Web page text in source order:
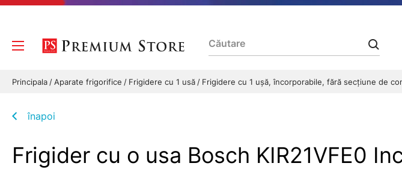
Principala Aparate frigorifice Frigidere cu 1 usă Frigidere cu 1 ușă, încorporabile, fără secțiune de
înapoi
Frigider cu o usa Bosch KIR21VFE0